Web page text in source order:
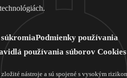
technológiách.
Podmienky používania
používania súborov Cookies
nástroje a sú spojené s vysokým